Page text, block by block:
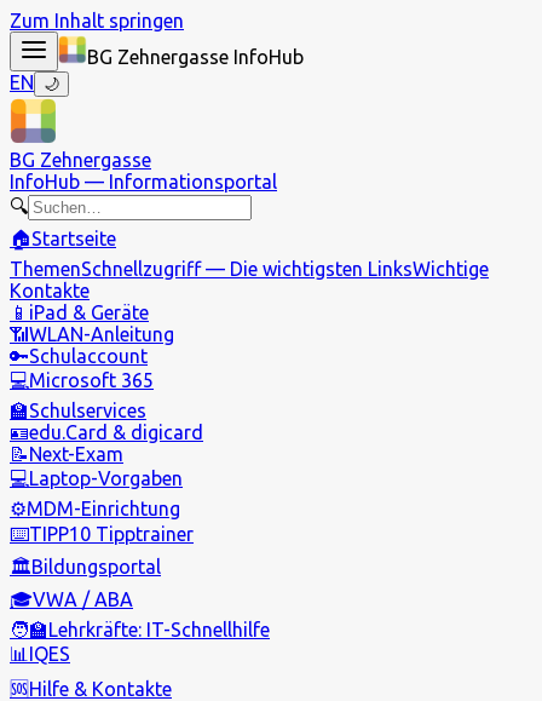
Zum Inhalt springen
BG Zehnergasse InfoHub
EN
🌙
BG Zehnergasse
InfoHub — Informationsportal
🔍
🏠Startseite
ThemenSchnellzugriff — Die wichtigsten LinksWichtige
Kontakte
📱 iPad & Geräte
📶WLAN-Anleitung
🔑Schulaccount
💻Microsoft 365
🏫Schulservices
🪪edu.Card & digicard
📝Next-Exam
💻Laptop-Vorgaben
⚙️MDM-Einrichtung
⌨️TIPP10 Tipptrainer
🏛️Bildungsportal
🎓VWA / ABA
🧑‍🏫Lehrkräfte: IT-Schnellhilfe
📊 IQES
🆘Hilfe & Kontakte